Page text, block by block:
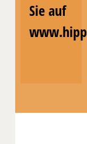
Sie auf